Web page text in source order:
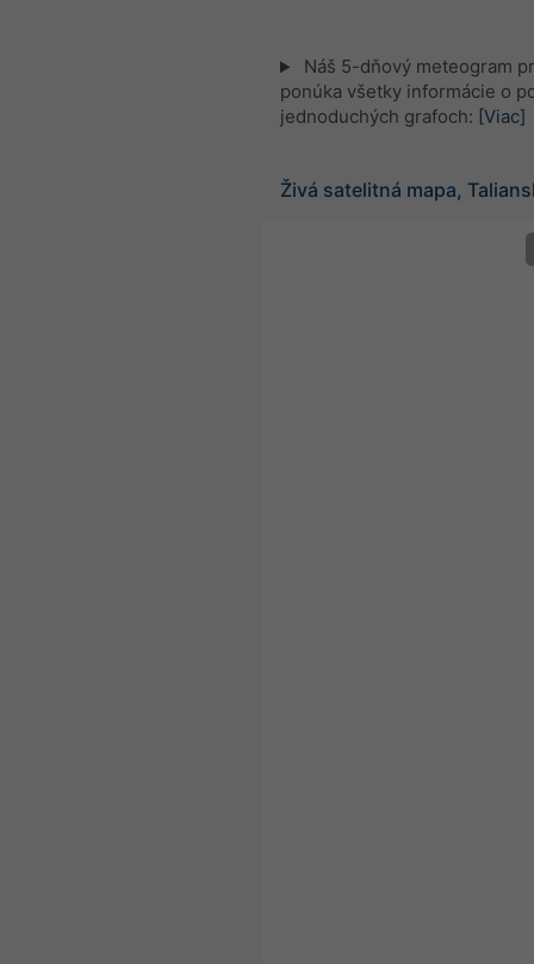
Náš 5-dňový meteogram
ponúka všetky informácie o
jednoduchých grafoch: [Viac]
Živá satelitná mapa,